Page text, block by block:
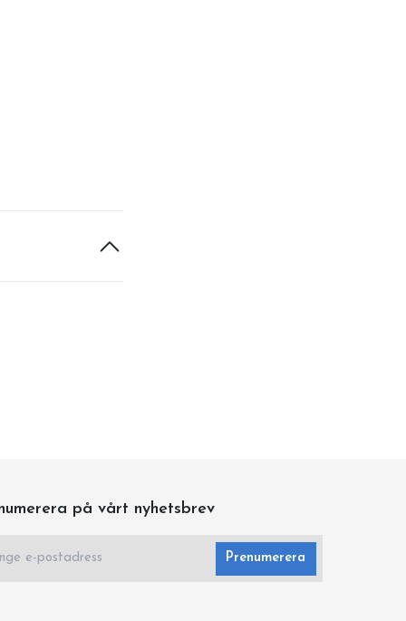
på vårt nyhetsbrev
Prenumerera